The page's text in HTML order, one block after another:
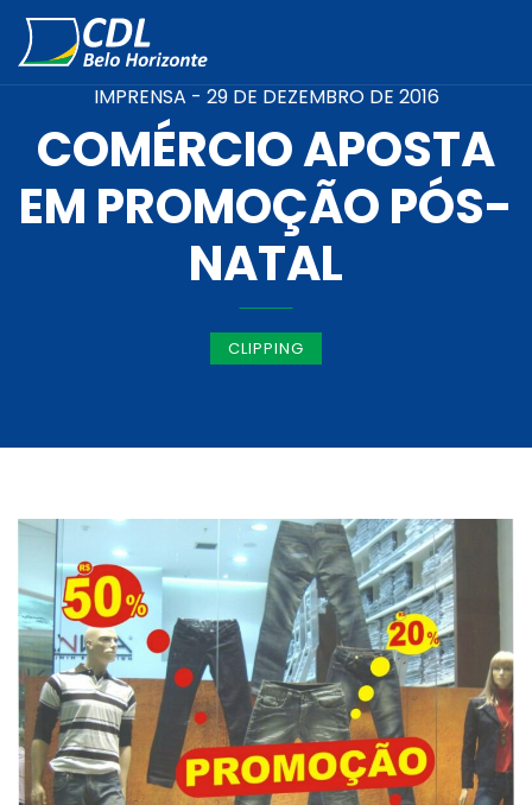
IMPRENSA - 29 DE DEZEMBRO DE 2016
COMÉRCIO APOSTA
EM PROMOÇÃO PÓS-
NATAL
CLIPPING